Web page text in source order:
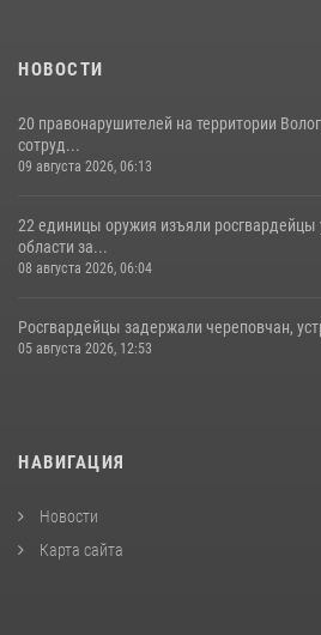
НОВОСТИ
20 правонарушителей на территории
сотруд...
09 августа 2026, 06:13
22 единицы оружия изъяли росгвардейцы
области за...
08 августа 2026, 06:04
Росгвардейцы задержали череповчан,
05 августа 2026, 12:53
НАВИГАЦИЯ
Новости
Карта сайта